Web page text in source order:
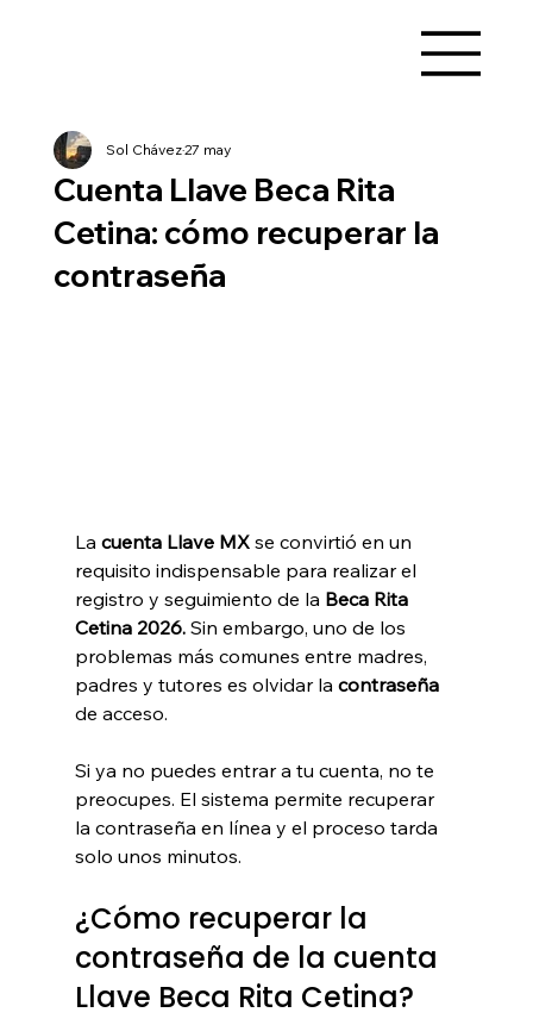
Cuenta Llave Beca Rita
Cetina: cómo recuperar la
contraseña
Sol Chávez27 may
La cuenta Llave MX se convirtió en un
requisito indispensable para realizar el
registro y seguimiento de la Beca Rita
Cetina 2026. Sin embargo, uno de los
problemas más comunes entre madres,
padres y tutores es olvidar la contraseña
de acceso.
Si ya no puedes entrar a tu cuenta, no te
preocupes. El sistema permite recuperar
la contraseña en línea y el proceso tarda
solo unos minutos.
¿Cómo recuperar la
contraseña de la cuenta
Llave Beca Rita Cetina?